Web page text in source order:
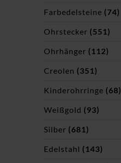
Farbedelsteine (74)
Ohrstecker (551)
Ohrhänger (112)
Creolen (351)
Kinderohrringe (68)
Weißgold (93)
Silber (681)
Edelstahl (143)